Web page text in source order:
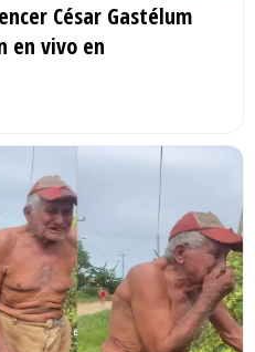
César Gastélum
en vivo en